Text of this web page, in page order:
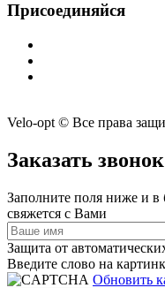
Присоединяйся
Velo-opt © Все права
Заказать звонок
Заполните поля ниже и
свяжется с Вами
Защита от
Введите слово на
Обновить